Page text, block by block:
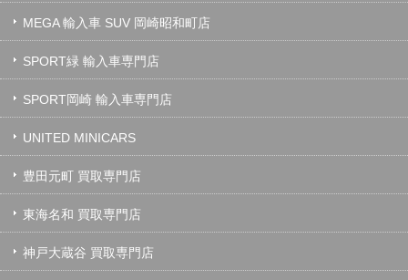
MEGA 輸入車 SUV 岡崎昭和町店
SPORT緑 輸入車専門店
SPORT岡崎 輸入車専門店
UNITED MINICARS
豊田元町 買取専門店
東海名和 買取専門店
神戸大蔵谷 買取専門店